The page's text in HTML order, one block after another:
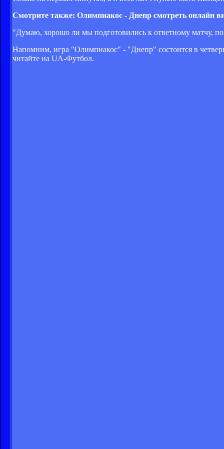
Смотрите также: Олимпиакос - Днепр смотреть онлайн
"Думаю, хорошо ли мы подготовились к ответному матчу,
Напомним, игра "Олимпиакос" - "Днепр" состоится в
читайте на UA-Футбол.